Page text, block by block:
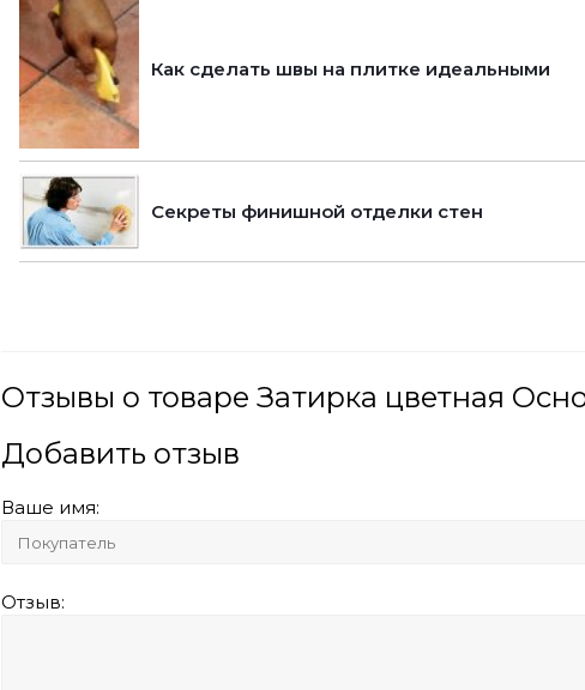
Как сделать швы на плитке идеальными
Секреты финишной отделки стен
Отзывы о товаре Затирка цветная
Добавить отзыв
Ваше имя:
Отзыв: